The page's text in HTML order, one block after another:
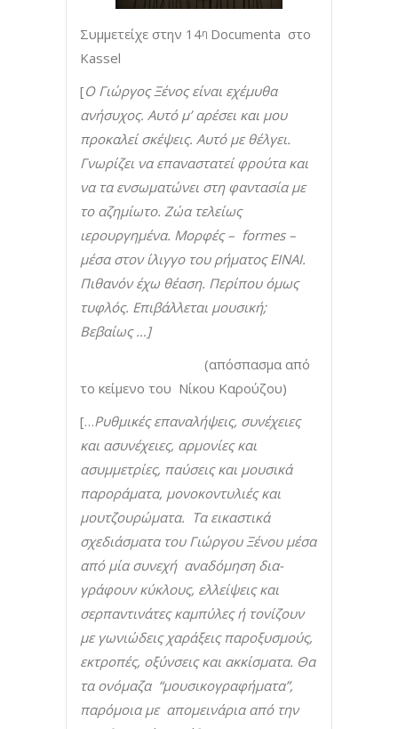
Συμμετείχε στην 14η Documenta στο
Kassel
[Ο Γιώργος Ξένος είναι εχέμυθα
ανήσυχος. Αυτό μ’ αρέσει και μου
προκαλεί σκέψεις. Αυτό με θέλγει.
Γνωρίζει να επαναστατεί φρούτα και
να τα ενσωματώνει στη φαντασία με
το αζημίωτο. Ζώα τελείως
ιερουργημένα. Μορφές – formes–
μέσα στον ίλιγγο του ρήματος ΕΙΝΑΙ.
Πιθανόν έχω θέαση. Περίπου όμως
τυφλός. Επιβάλλεται μουσική;
Βεβαίως …]
(απόσπασμα από
το κείμενο του Νίκου Καρούζου)
[…Ρυθμικές επαναλήψεις, συνέχειες
και ασυνέχειες, αρμονίες και
ασυμμετρίες, παύσεις και μουσικά
παροράματα, μονοκοντυλιές και
μουτζουρώματα. Τα εικαστικά
σχεδιάσματα του Γιώργου Ξένου μέσα
από μία συνεχή αναδόμηση δια-
γράφουν κύκλους, ελλείψεις και
σερπαντινάτες καμπύλες ή τονίζουν
με γωνιώδεις χαράξεις παροξυσμούς,
εκτροπές, οξύνσεις και ακκίσματα. Θα
τα ονόμαζα “μουσικογραφήματα”,
παρόμοια με απομεινάρια από την